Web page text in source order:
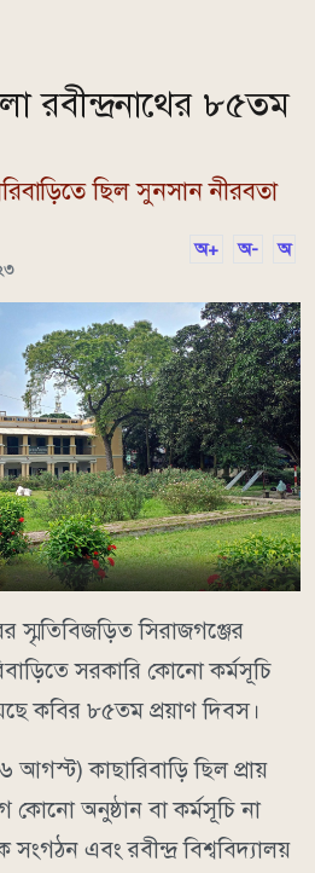
রবীন্দ্রনাথের ৮৫তম
ছিল সুনসান নীরবতা
অ+ অ- অ
স্মৃতিবিজড়িত সিরাজগঞ্জের
সরকারি কোনো কর্মসূচি
কবির ৮৫তম প্রয়াণ দিবস।
আগস্ট) কাছারিবাড়ি ছিল প্রায়
কোনো অনুষ্ঠান বা কর্মসূচি না
সংগঠন এবং রবীন্দ্র বিশ্ববিদ্যালয়